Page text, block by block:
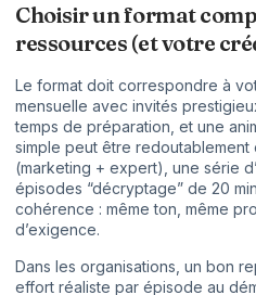
Choisir un format
ressources (et votre
Le format doit correspondre à
mensuelle avec invités
temps de préparation, et une
simple peut être redoutablement
(marketing + expert), une série
épisodes “décryptage” de 20
cohérence : même ton, même
d’exigence.
Dans les organisations, un bon
effort réaliste par épisode au